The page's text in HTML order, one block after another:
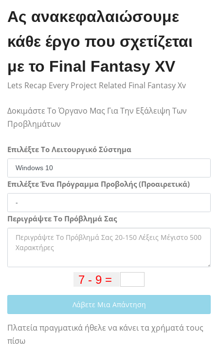
Ας ανακεφαλαιώσουμε
κάθε έργο που σχετίζεται
με το Final Fantasy XV
Lets Recap Every Project Related Final Fantasy Xv
Δοκιμάστε Το Όργανο Μας Για Την Εξάλειψη Των
Προβλημάτων
Επιλέξτε Το Λειτουργικό Σύστημα
Επιλέξτε Ένα Πρόγραμμα Προβολής (Προαιρετικά)
Περιγράψτε Το Πρόβλημά Σας
Λάβετε Μια Απάντηση
Πλατεία πραγματικά ήθελε να κάνει τα χρήματά τους
πίσω